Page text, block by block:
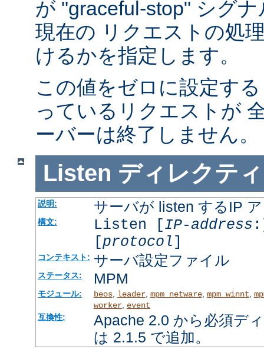
が "graceful-stop" シグ
現在の リクエストの処
けるかを指定します。
この値をゼロに設定す
っているリクエストが
ーバーは終了しません。
Listen ディレクテ
説明: サーバが listen するIP
構文: Listen [IP-address
[protocol]
コンテキスト: サーバ設定ファイル
ステータス: MPM
モジュール: beos, leader, mpm_netware, mpm_winnt
worker, event
互換性:
Apache 2.0 から必須デ
は 2.1.5 で追加。